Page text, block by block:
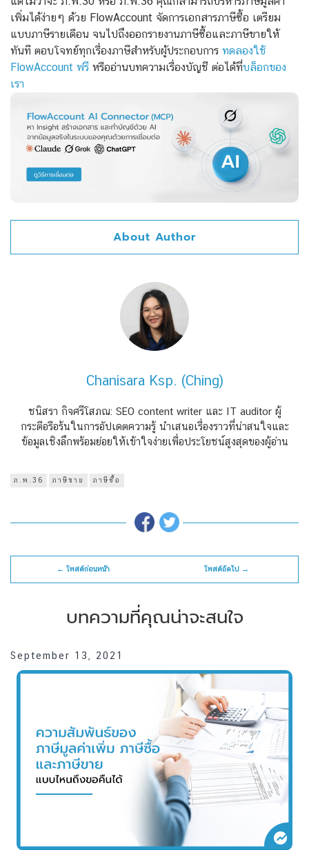
เพิ่มได้ง่ายๆ ด้วย FlowAccount จัดการเอกสารภาษีซื้อ เตรียม
แบบภาษีรายเดือน จนไปถึงออกรายงานภาษีซื้อและภาษีขายให้
ทันที ตอบโจทย์ทุกเรื่องภาษีสำหรับผู้ประกอบการ ทดลองใช้
FlowAccount ฟรี หรืออ่านบทความเรื่องบัญชี ต่อได้ที่บล็อกของ
เรา
About Author
Chanisara Ksp. (Ching)
ชนิสรา กิจศรีโสภณ: SEO content writer และ IT auditor ผู้
กระตือรือร้นในการอัปเดตความรู้ นำเสนอเรื่องราวที่น่าสนใจและ
ข้อมูลเชิงลึกพร้อมย่อยให้เข้าใจง่ายเพื่อประโยชน์สูงสุดของผู้อ่าน
ภ.พ.36 ภาษีขาย ภาษีซื้อ
← โพสต์ก่อนหน้า โพสต์ถัดไป →
บทความที่คุณน่าจะสนใจ
September 13, 2021